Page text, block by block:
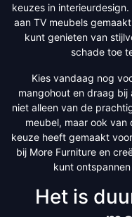
keuzes in
aan TV meubels
kunt genieten van
schade toe
Kies vandaag nog
mangohout en draag bij
niet alleen van de
meubel, maar ook
keuze heeft gemaakt
bij More Furniture en
kunt
Het is